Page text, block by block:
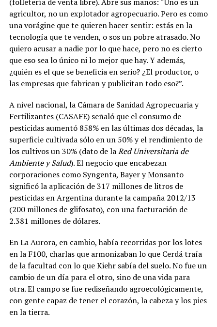
agricultor, no un explotador agropecuario. Pero es como
una vorágine que te quieren hacer sentir: estás en la
tecnología que te venden, o sos un pobre atrasado. No
quiero acusar a nadie por lo que hace, pero no es cierto
que eso sea lo único ni lo mejor que hay. Y además,
¿quién es el que se beneficia en serio? ¿El productor, o
las empresas que fabrican y publicitan todo eso?”.
A nivel nacional, la Cámara de Sanidad Agropecuaria y
Fertilizantes (CASAFE) señaló que el consumo de
pesticidas aumentó 858% en las últimas dos décadas, la
superficie cultivada sólo en un 50% y el rendimiento de
los cultivos un 30% (dato de laRed Universitaria de
Ambiente y Salud). El negocio que encabezan
corporaciones como Syngenta, Bayer y Monsanto
significó la aplicación de 317 millones de litros de
pesticidas en Argentina durante la campaña 2012/13
(200 millones de glifosato), con una facturación de
2.381 millones de dólares.
En La Aurora, en cambio, había recorridas por los lotes
en la F100, charlas que armonizaban lo que Cerdá traía
de la facultad con lo que Kiehr sabía del suelo. No fue un
cambio de un día para el otro, sino de una vida para
otra. El campo se fue rediseñando agroecológicamente,
con gente capaz de tener el corazón, la cabeza y los pies
en la tierra.